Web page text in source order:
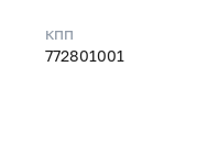
КПП
772801001